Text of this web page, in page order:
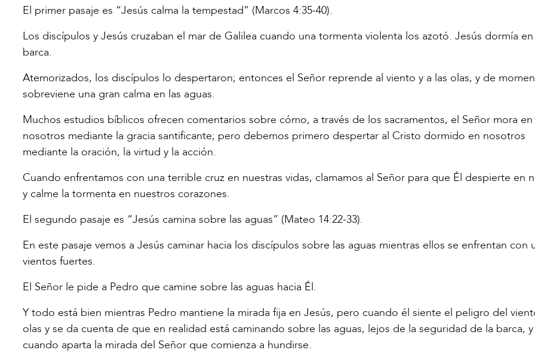
El primer pasaje es “Jesús calma la tempestad” (Marcos 4:35-40).
Los discípulos y Jesús cruzaban el mar de Galilea cuando una tormenta violenta los azotó. Jesús dormía en
barca.
Atemorizados, los discípulos lo despertaron; entonces el Señor reprende al viento y a las olas, y de
sobreviene una gran calma en las aguas.
Muchos estudios bíblicos ofrecen comentarios sobre cómo, a través de los sacramentos, el Señor mora en
nosotros mediante la gracia santificante; pero debemos primero despertar al Cristo dormido en nosotros
mediante la oración, la virtud y la acción.
Cuando enfrentamos con una terrible cruz en nuestras vidas, clamamos al Señor para que Él despierte en
y calme la tormenta en nuestros corazones.
El segundo pasaje es “Jesús camina sobre las aguas” (Mateo 14:22-33).
En este pasaje vemos a Jesús caminar hacia los discípulos sobre las aguas mientras ellos se enfrentan con
vientos fuertes.
El Señor le pide a Pedro que camine sobre las aguas hacia Él.
Y todo está bien mientras Pedro mantiene la mirada fija en Jesús, pero cuando él siente el peligro del
olas y se da cuenta de que en realidad está caminando sobre las aguas, lejos de la seguridad de la barca, y
cuando aparta la mirada del Señor que comienza a hundirse.